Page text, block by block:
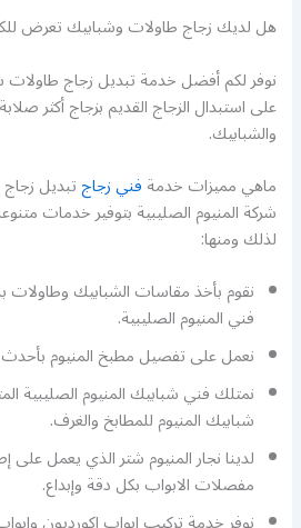
هل لديك زجاج طاولات وشبابيك تعرض
نوفر لكم أفضل خدمة تبديل زجاج
على استبدال الزجاج القديم بزجاج أكثر
والشبابيك.
ماهي مميزات خدمةفني زجاجتبديل
شركة المنيوم الصليبية بتوفير خدمات
لذلك ومنها:
نقوم بأخذ مقاسات الشبابيك
فني المنيوم الصليبية.
نعمل على تفصيل مطبخ المنيوم بأحدث
نمتلك فني شبابيك المنيوم
شبابيك المنيوم للمطابخ والغرف.
لدينا نجار المنيوم شتر الذي يعمل على
مفصلات الابواب بكل دقة وإبداع.